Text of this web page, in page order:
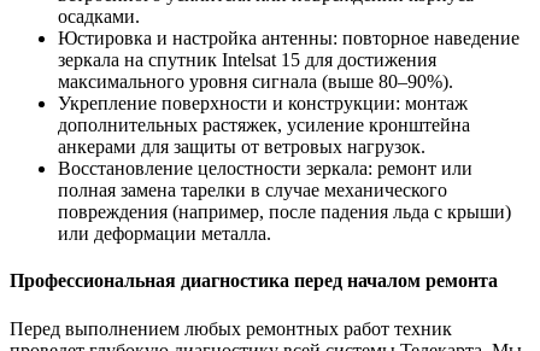
осадками.
Юстировка и настройка антенны: повторное наведение
зеркала на спутник Intelsat 15 для достижения
максимального уровня сигнала (выше 80–90%).
Укрепление поверхности и конструкции: монтаж
дополнительных растяжек, усиление кронштейна
анкерами для защиты от ветровых нагрузок.
Восстановление целостности зеркала: ремонт или
полная замена тарелки в случае механического
повреждения (например, после падения льда с крыши)
или деформации металла.
Профессиональная диагностика перед началом ремонта
Перед выполнением любых ремонтных работ техник